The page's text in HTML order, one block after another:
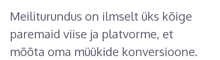
Meiliturundus on ilmselt üks kõige
paremaid viise ja platvorme, et
mõõta oma müükide konversioone.